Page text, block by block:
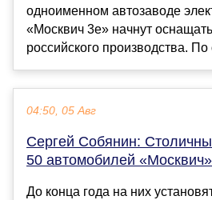
одноименном автозаводе
«Москвич 3е» начнут
российского производства.
04:50, 05 Авг
Сергей Собянин:
50 автомобилей
До конца года на них